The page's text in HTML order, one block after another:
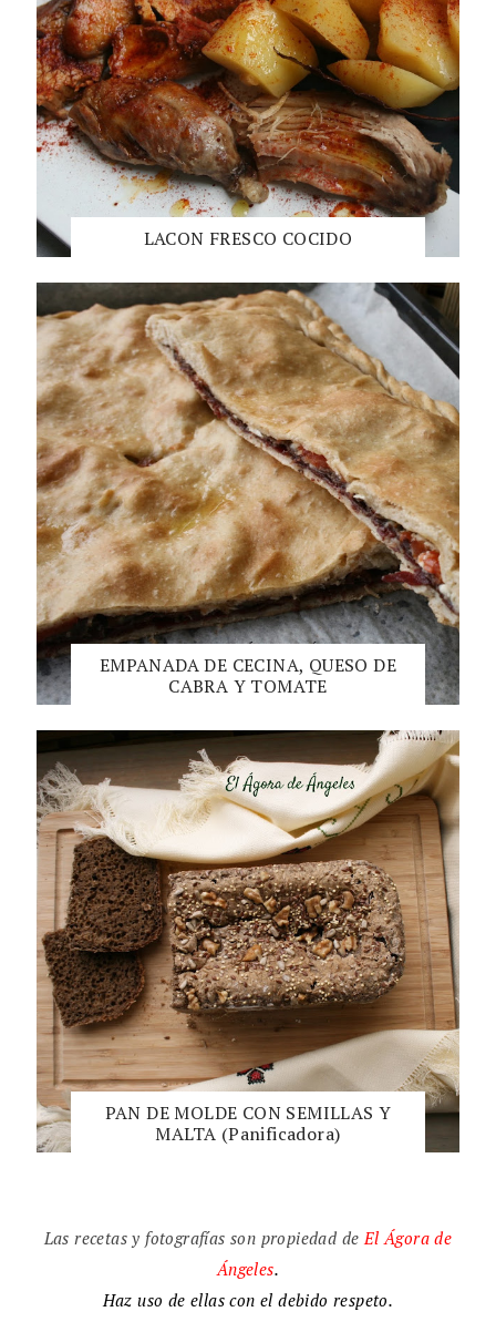
LACON FRESCO COCIDO
EMPANADA DE CECINA, QUESO DE
CABRA Y TOMATE
PAN DE MOLDE CON SEMILLAS Y
MALTA (Panificadora)
Las recetas y fotografías son propiedad deElÁgora de
Ángeles.
Haz uso de ellas con el debido respeto.